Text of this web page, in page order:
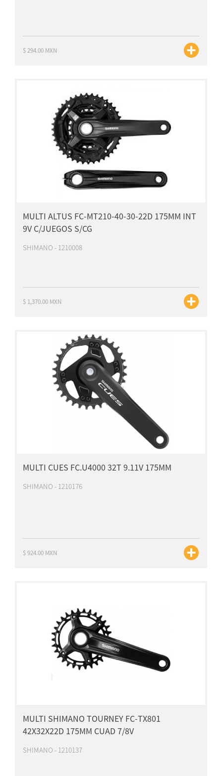
$ 294.00 MXN
MULTI ALTUS FC-MT210-40-30-22D 175MM INT
9V C/JUEGOS S/CG
SHIMANO - 1210008
$ 1,370.00 MXN
MULTI CUES FC.U4000 32T 9.11V 175MM
SHIMANO - 1210176
$ 924.00 MXN
MULTI SHIMANO TOURNEY FC-TX801
42X32X22D 175MM CUAD 7/8V
SHIMANO - 1210137